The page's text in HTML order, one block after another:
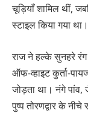
चूड़ियाँ शामिल थीं,
स्टाइल किया गया था।
राज ने हल्के सुनहरे
ऑफ-व्हाइट कुर्ता-
जोड़ता था। नंगे पांव,
पुष्प तोरणद्वार के